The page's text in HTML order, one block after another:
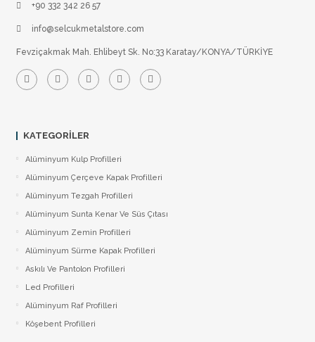
+90 332 342 26 57
info@selcukmetalstore.com
Fevziçakmak Mah. Ehlibeyt Sk. No:33 Karatay/KONYA/TÜRKİYE
KATEGORILER
Alüminyum Kulp Profilleri
Alüminyum Çerçeve Kаpаk Profilleri
Alüminyum Tezgah Profilleri
Alüminyum Sunta Kenar Ve Süs Çıtası
Alüminyum Zemin Profilleri
Alüminyum Sürme Kapak Profilleri
Askılı Ve Pantolon Profilleri
Led Profilleri
Alüminyum Raf Profilleri
Köşebent Profilleri